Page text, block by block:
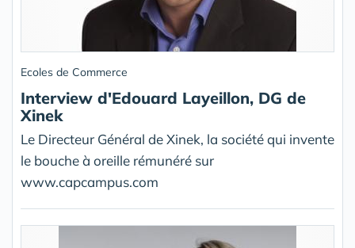
Ecoles de Commerce
Interview d'Edouard Layeillon, DG de
Xinek
Le Directeur Général de Xinek, la société qui invente
le bouche à oreille rémunéré sur
www.capcampus.com